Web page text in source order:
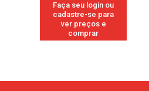
Faça seu login ou
cadastre-se para
ver preços e
comprar